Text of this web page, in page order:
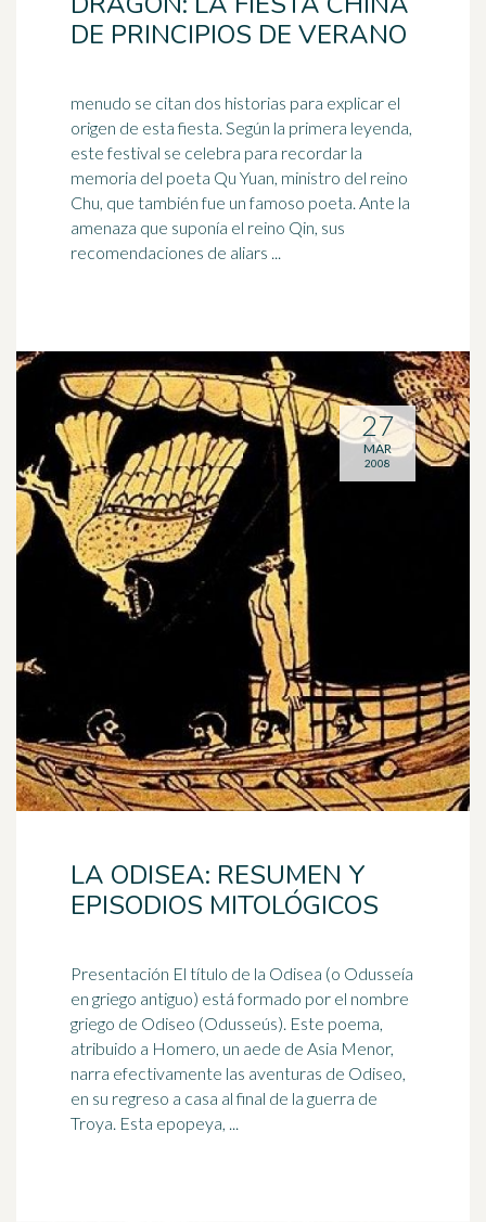
DE PRINCIPIOS DE VERANO
menudo se citan dos historias para explicar el
origen de esta fiesta. Según la primera leyenda,
este festival se celebra para recordar la
memoria del poeta Qu Yuan, ministro del reino
Chu, que también fue un famoso poeta. Ante la
amenaza que suponía el reino Qin, sus
recomendaciones de aliars ...
LA ODISEA: RESUMEN Y
EPISODIOS MITOLÓGICOS
Presentación El título de la Odisea (o Odusseía
en griego antiguo) está formado por el nombre
griego de Odiseo (Odusseús). Este poema,
atribuido a Homero, un aede de Asia Menor,
narra efectivamente las aventuras de Odiseo,
en su regreso a casa al final de la guerra de
Troya. Esta epopeya, ...
27
MAR
2008